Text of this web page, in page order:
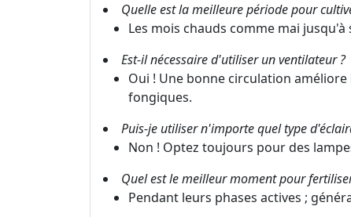
Quelle est la meilleure période pour
Les mois chauds comme mai
Est-il nécessaire d'utiliser un ventilateur ?
Oui ! Une bonne circulation
fongiques.
Puis-je utiliser n'importe quel type
Non ! Optez toujours pour des
Quel est le meilleur moment pour
Pendant leurs phases actives ;